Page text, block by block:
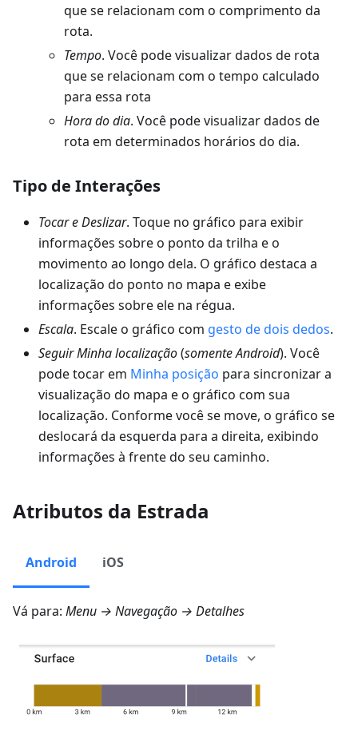
que se relacionam com o comprimento da
rota.
Tempo. Você pode visualizar dados de rota
que se relacionam com o tempo calculado
para essa rota
Hora do dia. Você pode visualizar dados de
rota em determinados horários do dia.
Tipo de Interações
Tocar e Deslizar. Toque no gráfico para exibir
informações sobre o ponto da trilha e o
movimento ao longo dela. O gráfico destaca a
localização do ponto no mapa e exibe
informações sobre ele na régua.
Escala. Escale o gráfico com gesto de dois dedos.
Seguir Minha localização(somente Android). Você
pode tocar em Minha posição para sincronizar a
visualização do mapa e o gráfico com sua
localização. Conforme você se move, o gráfico se
deslocará da esquerda para a direita, exibindo
informações à frente do seu caminho.
Atributos da Estrada
Android iOS
Vá para: Menu → Navegação → Detalhes